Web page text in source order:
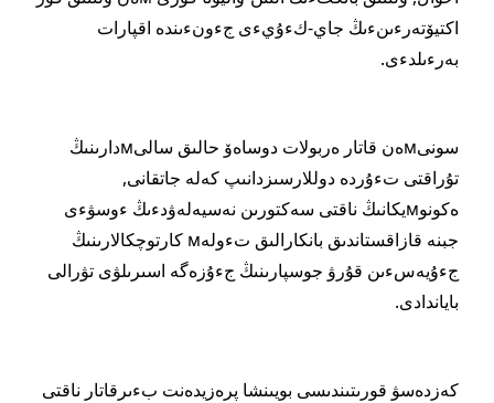
اكتيۆتەرءىنءىڭ جاي-كءۇيءى جءونءىندە اقپارات
بەرءىلدءى.
سونىмەن قاتار ەربولات دوساەۆ حالىق سالىмدارىنىڭ
تۇراقتى تءۇردە دوللارسىزدانىپ كەلە جاتقانى,
ەكونوмيكانىڭ ناقتى سەكتورىن نەسيەلەۋدءىڭ ءوسۋءى
جبنە قازاقستاندىق بانكارالىق تءولەм كارتوچكالارىنىڭ
جءۇيەسءىن قۇرۋ جوسپارىنىڭ جءۇزەگە اسىرىلۋى تۋرالى
باياندادى.
كەزدەسۋ قورىتىندىسى بويىنشا پرەزيدەنت بءىرقاتار ناقتى